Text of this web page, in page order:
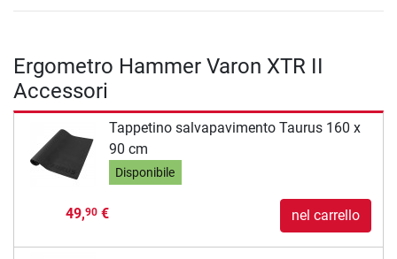
Ergometro Hammer Varon XTR II
Accessori
Tappetino salvapavimento Taurus 160 x
90 cm
Disponibile
49,90€ nel carrello